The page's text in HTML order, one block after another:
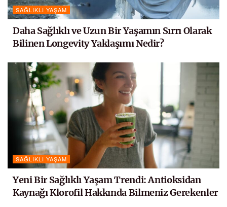
SAĞLIKLI YAŞAM
Daha Sağlıklı ve Uzun Bir Yaşamın Sırrı Olarak
Bilinen Longevity Yaklaşımı Nedir?
SAĞLIKLI YAŞAM
Yeni Bir Sağlıklı Yaşam Trendi: Antioksidan
Kaynağı Klorofil Hakkında Bilmeniz Gerekenler